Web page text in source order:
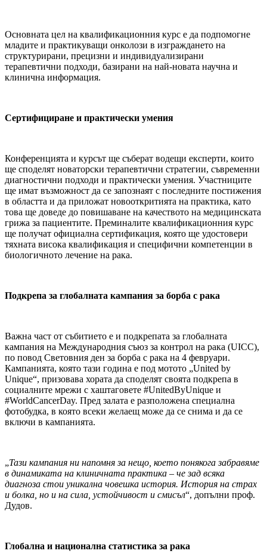
Основната цел на квалификационния курс е да подпомогне
младите и практикуващи онколози в изграждането на
структурирани, прецизни и индивидуализирани
терапевтични подходи, базирани на най-новата научна и
клинична информация.
Сертифициране и практически умения
Конференцията и курсът ще съберат водещи експерти, които
ще споделят новаторски терапевтични стратегии, съвременни
диагностични подходи и практически умения. Участниците
ще имат възможност да се запознаят с последните постижения
в областта и да приложат новооткритията на практика, като
това ще доведе до повишаване на качеството на медицинската
грижа за пациентите. Преминалите квалификационния курс
ще получат официална сертификация, която ще удостовери
тяхната висока квалификация и специфични компетенции в
биологичното лечение на рака.
Подкрепа за глобалната кампания за борба с рака
Важна част от събитието е и подкрепата за глобалната
кампания на Международния съюз за контрол на рака (UICC),
по повод Световния ден за борба с рака на 4 февруари.
Кампанията, която тази година е под мотото „United by
Unique“, призовава хората да споделят своята подкрепа в
социалните мрежи с хаштаговете #UnitedByUnique и
#WorldCancerDay. Пред залата е разположена специална
фотобудка, в която всеки желаещ може да се снима и да се
включи в кампанията.
„Тази кампания ни напомня за нещо, което понякога забравяме
в динамиката на клиничната практика – че зад всяка
диагноза стои уникална човешка история. История на страх
и болка, но и на сила, устойчивост и смисъл“, допълни проф.
Дудов.
Глобална и национална статистика за рака